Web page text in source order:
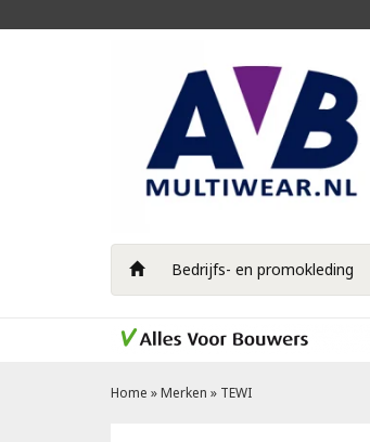
Bedrijfs- en promokleding
Home »Merken » TEWI